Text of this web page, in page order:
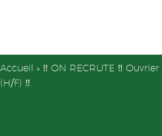
Accueil » ‼ ON RECRUTE ‼
(H/F) ‼